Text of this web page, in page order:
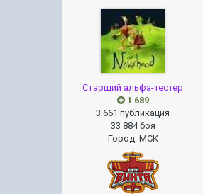
Старший альфа-тестер
1 689
3 661 публикация
33 884 боя
Город: МСК